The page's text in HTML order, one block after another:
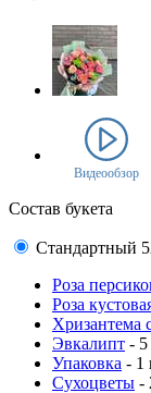
Видеообзор
Состав букета
Стандартный
Роза
Роза
Хризантема
Эвкалипт -
Упаковка - 1
Сухоцветы -